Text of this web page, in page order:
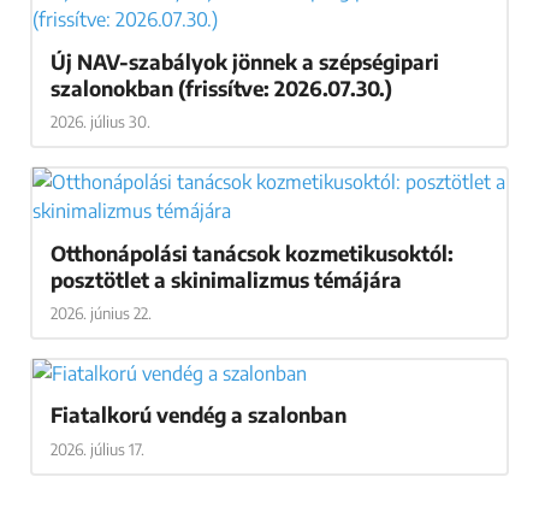
Új NAV-szabályok jönnek a szépségipari
szalonokban (frissítve: 2026.07.30.)
2026. július 30.
Otthonápolási tanácsok kozmetikusoktól:
posztötlet a skinimalizmus témájára
2026. június 22.
Fiatalkorú vendég a szalonban
2026. július 17.